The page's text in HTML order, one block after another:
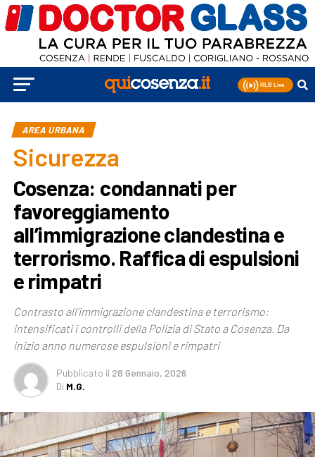
AREA URBANA
Sicurezza
Cosenza: condannati per
favoreggiamento
all’immigrazione clandestina e
terrorismo. Raffica di espulsioni
e rimpatri
Contrasto all’immigrazione clandestina e terrorismo:
intensificati i controlli della Polizia di Stato a Cosenza. Da
inizio anno numerose espulsioni e rimpatri
Pubblicato il 28 Gennaio, 2026
Di M.G.